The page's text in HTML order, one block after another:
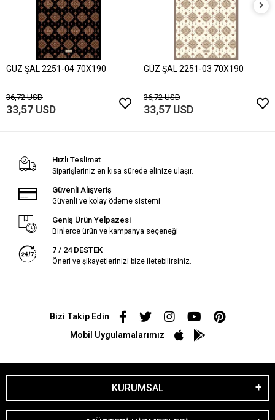
GÜZ ŞAL 2251-04 70X190
36,72 USD
33,57 USD
GÜZ ŞAL 2251-03 70X190
36,72 USD
33,57 USD
Hızlı Teslimat
Siparişleriniz en kısa sürede elinize ulaşır.
Güvenli Alışveriş
Güvenli ve kolay ödeme sistemi
Geniş Ürün Yelpazesi
Binlerce ürün ve kampanya seçeneği
7 / 24 DESTEK
Öneri ve şikayetlerinizi bize iletebilirsiniz.
Bizi Takip Edin
Mobil Uygulamalarımız
KURUMSAL